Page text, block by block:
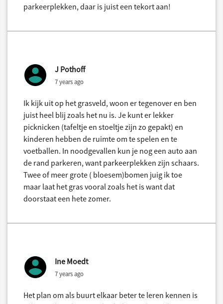
parkeerplekken, daar is juist een tekort aan!
J Pothoff
7 years ago
Ik kijk uit op het grasveld, woon er tegenover en ben
juist heel blij zoals het nu is. Je kunt er lekker
picknicken (tafeltje en stoeltje zijn zo gepakt) en
kinderen hebben de ruimte om te spelen en te
voetballen. In noodgevallen kun je nog een auto aan
de rand parkeren, want parkeerplekken zijn schaars.
Twee of meer grote ( bloesem)bomen juig ik toe
maar laat het gras vooral zoals het is want dat
doorstaat een hete zomer.
Ine Moedt
7 years ago
Het plan om als buurt elkaar beter te leren kennen is